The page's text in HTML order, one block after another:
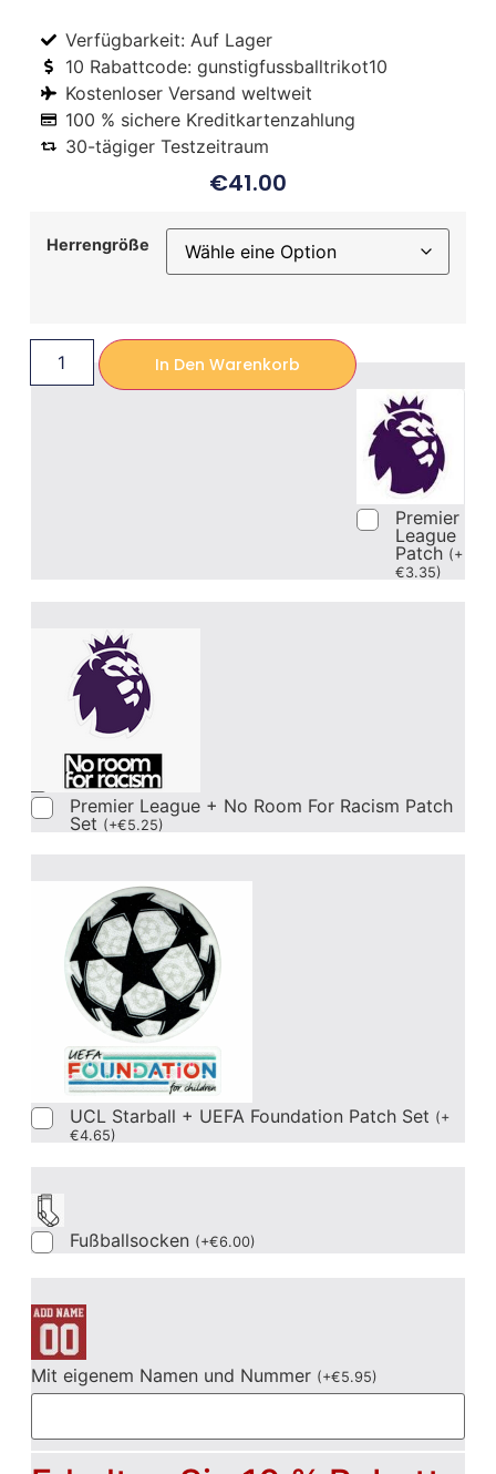
Verfügbarkeit: Auf Lager
10 Rabattcode: gunstigfussballtrikot10
Kostenloser Versand weltweit
100 % sichere Kreditkartenzahlung
30-tägiger Testzeitraum
€41.00
Herrengröße
In Den Warenkorb
Premier
League
Patch (+
€3.35)
Premier League + No Room For Racism Patch
Set (+€5.25)
UCL Starball + UEFA Foundation Patch Set (+
€4.65)
Fußballsocken (+€6.00)
Mit eigenem Namen und Nummer (+€5.95)